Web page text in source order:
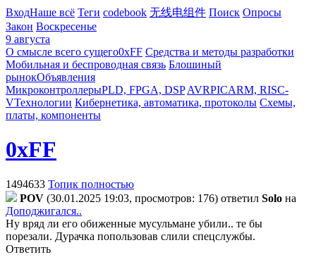
ВходНаше всё Теги codebook 无线电组件 Поиск Опросы
Закон Воскресенье
9 августа
О смысле всего сущего0xFF Средства и методы разработки
Мобильная и беспроводная связь Блошиный
рынокОбъявления
МикроконтроллерыPLD, FPGA, DSP AVRPICARM, RISC-
VТехнологии Кибернетика, автоматика, протоколы Схемы,
платы, компоненты
0xFF
1494633 Топик полностью
POV (30.01.2025 19:03, просмотров: 176) ответил Solo на
Доподжигался..
Ну вряд ли его обиженные мусульмане убили.. те бы
порезали. Дурачка попользовав слили спецслужбы.
Ответить